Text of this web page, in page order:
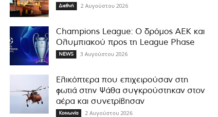
Διεθνή 2 Αυγούστου 2026
Champions League: Ο δρόμος ΑΕΚ και
Ολυμπιακού προς τη League Phase
NEWS 3 Αυγούστου 2026
Ελικόπτερα που επιχειρούσαν στη
φωτιά στην Ψάθα συγκρούστηκαν στον
αέρα και συνετρίβησαν
Κοινωνία 2 Αυγούστου 2026